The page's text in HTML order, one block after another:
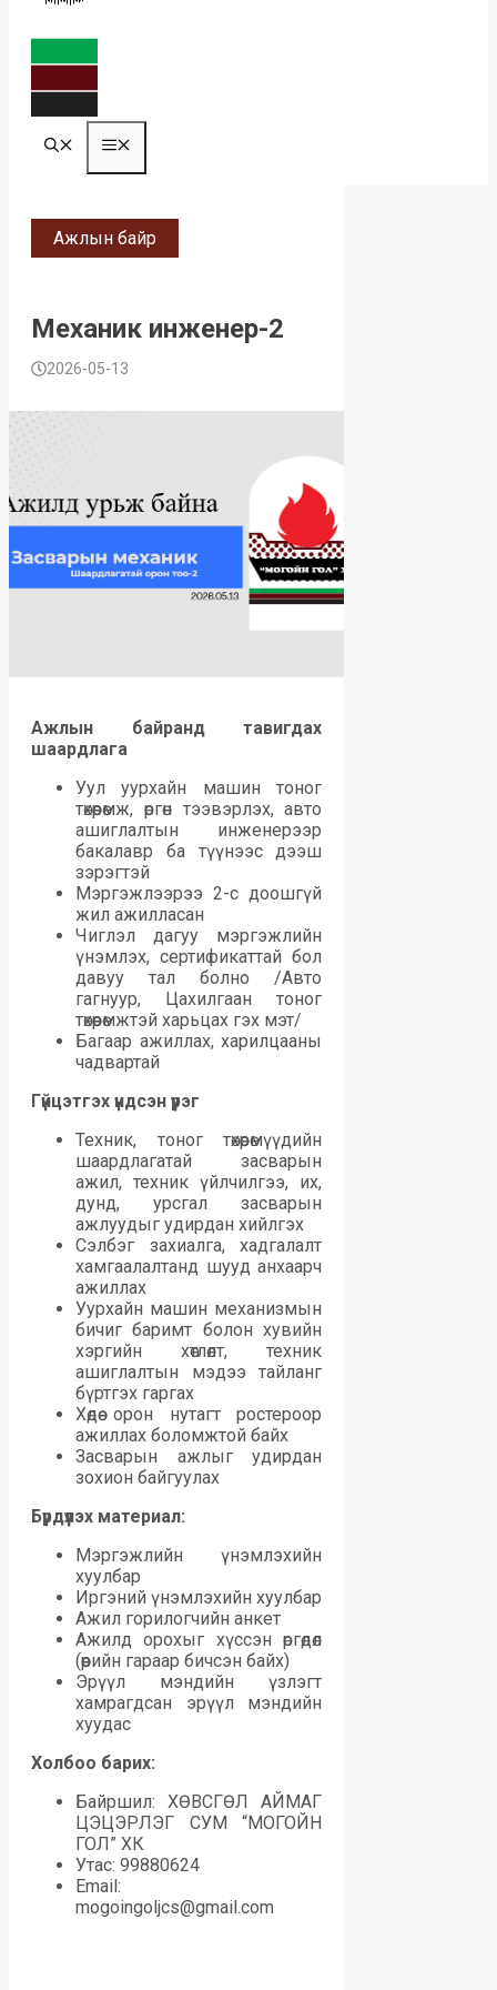
Ажлын байр
Механик инженер-2
2026-05-13
Ажлын байранд тавигдах
шаардлага
Уул уурхайн машин тоног
төхөөрөмж, өргөн тээвэрлэх, авто
ашиглалтын инженерээр
бакалавр ба түүнээс дээш
зэрэгтэй
Мэргэжлээрээ 2-с доошгүй
жил ажилласан
Чиглэл дагуу мэргэжлийн
үнэмлэх, сертификаттай бол
давуу тал болно /Авто
гагнуур, Цахилгаан тоног
төхөөрөмжтэй харьцах гэх мэт/
Багаар ажиллах, харилцааны
чадвартай
Гүйцэтгэх үндсэн үүрэг
Техник, тоног төхөөрөмүүдийн
шаардлагатай засварын
ажил, техник үйлчилгээ, их,
дунд, урсгал засварын
ажлуудыг удирдан хийлгэх
Сэлбэг захиалга, хадгалалт
хамгаалалтанд шууд анхаарч
ажиллах
Уурхайн машин механизмын
бичиг баримт болон хувийн
хэргийн хөтлөлт, техник
ашиглалтын мэдээ тайланг
бүртгэх гаргах
Хөдөө орон нутагт ростероор
ажиллах боломжтой байх
Засварын ажлыг удирдан
зохион байгуулах
Бүрдүүлэх материал:
Мэргэжлийн үнэмлэхийн
хуулбар
Иргэний үнэмлэхийн хуулбар
Ажил горилогчийн анкет
Ажилд орохыг хүссэн өргөдөл
(өөрийн гараар бичсэн байх)
Эрүүл мэндийн үзлэгт
хамрагдсан эрүүл мэндийн
хуудас
Холбоо барих:
Байршил: ХӨВСГӨЛ АЙМАГ
ЦЭЦЭРЛЭГ СУМ “МОГОЙН
ГОЛ” ХК
Утас: 99880624
Email:
mogoingoljcs@gmail.com